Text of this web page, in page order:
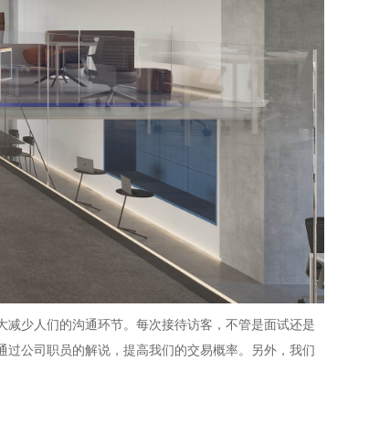
少人们的沟通环节。每次接待访客，不管是面试还是
公司职员的解说，提高我们的交易概率。另外，我们